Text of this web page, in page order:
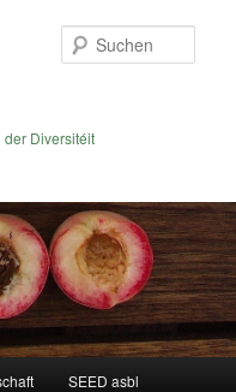
der Diversitéit
SEED asbl